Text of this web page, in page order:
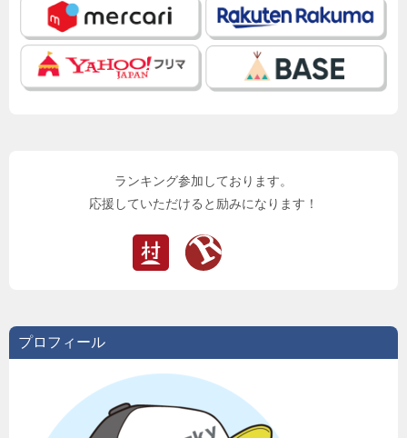
ランキング参加しております。
応援していただけると励みになります！
プロフィール